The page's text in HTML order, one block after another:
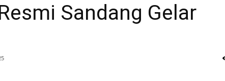
Sandang Gelar